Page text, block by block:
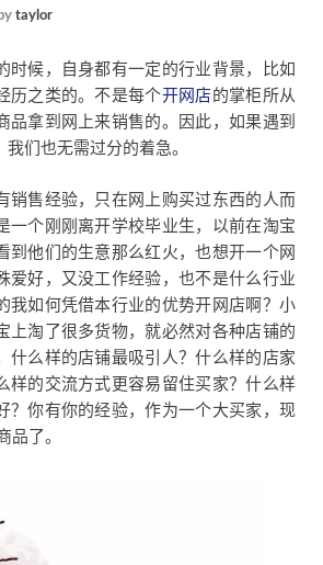
by taylor
时候，自身都有一定的行业背景，比如
历之类的。不是每个开网店 的掌柜所从
品拿到网上来销售的。因此，如果遇到
们也无需过分的着急。
销售经验，只在网上购买过东西的人而
一个刚刚离开学校毕业生，以前在淘宝
到他们的生意那么红火，也想开一个网
爱好，又没工作经验，也不是什么行业
我如何凭借本行业的优势开网店啊？小
上淘了很多货物，就必然对各种店铺的
什么样的店铺最吸引人？什么样的店家
样的交流方式更容易留住买家？什么样
？你有你的经验，作为一个大买家，现
品了。